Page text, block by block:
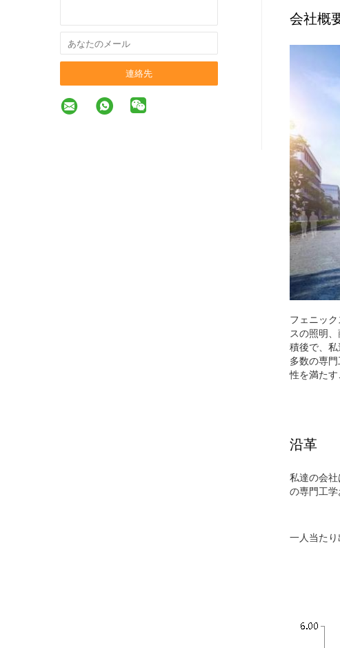
連絡先
会社概
フェニッ
スの照明
積後で、
多数の専
性を満た
沿革
私達の会
の専門工
一人当たり